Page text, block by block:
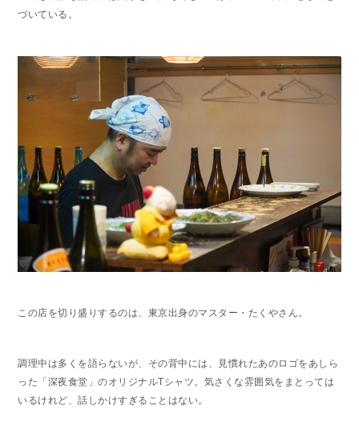
づいている。
この店を切り盛りするのは、東京出身のマスター・たくやさん。
調理中は多くを語らないが、その背中には、見慣れたあのロゴをあしら
った「深夜食堂」のオリジナルTシャツ。気さくな雰囲気をまとっては
いるけれど、話しかけすぎることはない。